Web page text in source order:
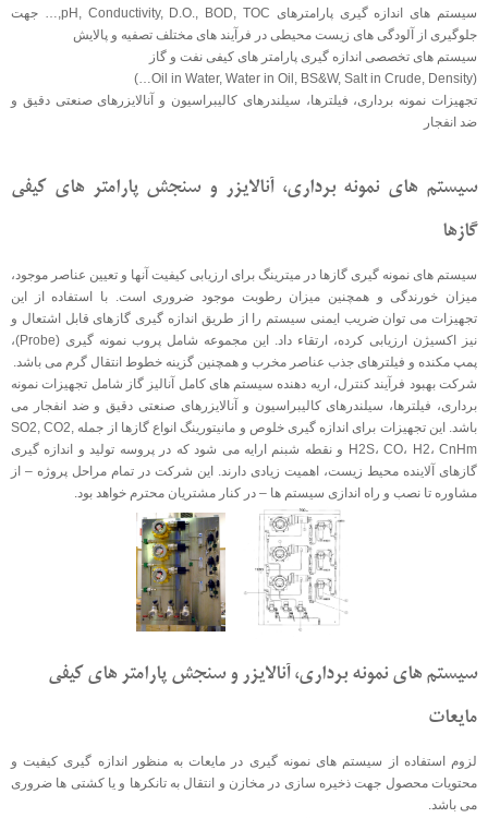
سیستم های اندازه گیری پارامترهای pH, Conductivity, D.O., BOD, TOC,… جهت
جلوگیری از آلودگی های زیست محیطی در فرآیند های مختلف تصفیه و پالایش
سیستم های تخصصی اندازه گیری پارامتر های کیفی نفت و گاز
(Oil in Water, Water in Oil, BS&W, Salt in Crude, Density…)
تجهیزات نمونه برداری، فیلترها، سیلندرهای کالیبراسیون و آنالایزرهای صنعتی دقیق و
ضد انفجار
سیستم های نمونه برداری، آنالایزر و سنجش پارامتر های کیفی
گازها
سیستم های نمونه گیری گازها در میترینگ برای ارزیابی کیفیت آنها و تعیین عناصر موجود،
میزان خورندگی و همچنین میزان رطوبت موجود ضروری است. با استفاده از این
تجهیزات می توان ضریب ایمنی سیستم را از طریق اندازه گیری گازهای قابل اشتعال و
نیز اکسیژن ارزیابی کرده، ارتقاء داد. این مجموعه شامل پروب نمونه گیری (Probe)،
پمپ مکنده و فیلترهای جذب عناصر مخرب و همچنین گزینه خطوط انتقال گرم می باشد.
شرکت بهبود فرآیند کنترل، اریه دهنده سیستم های کامل آنالیز گاز شامل تجهیزات نمونه
برداری، فیلترها، سیلندرهای کالیبراسیون و آنالایزرهای صنعتی دقیق و ضد انفجار می
باشد. این تجهیزات برای اندازه گیری خلوص و مانیتورینگ انواع گازها از جمله SO2, CO2,
H2S، CO، H2، CnHm و نقطه شبنم ارایه می شود که در پروسه تولید و اندازه گیری
گازهای آلاینده محیط زیست، اهمیت زیادی دارند. این شرکت در تمام مراحل پروژه – از
مشاوره تا نصب و راه اندازی سیستم ها – در کنار مشتریان محترم خواهد بود.
سیستم های نمونه برداری، آنالایزر و سنجش پارامتر های کیفی
مایعات
لزوم استفاده از سیستم های نمونه گیری در مایعات به منظور اندازه گیری کیفیت و
محتویات محصول جهت ذخیره سازی در مخازن و انتقال به تانکرها و یا کشتی ها ضروری
می باشد.
Metering System
Safety & Tank Div
FNC / Tank Protection
Valve Div
RBR Valvole / Full Rang Ball Valve
Netherlocks
کارگاه
همکاری با ما
تماس با ما